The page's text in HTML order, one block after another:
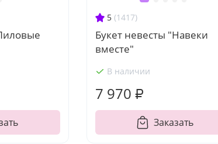
5 (1417)
Букет невесты "Навеки
вместе"
В наличии
7 970 ₽
Заказать